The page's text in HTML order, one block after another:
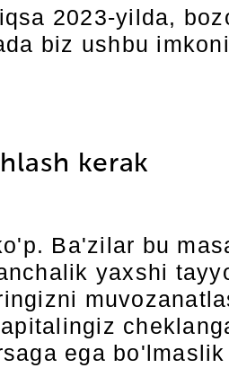
2023-yilda,
biz ushbu
kerak
Ba'zilar bu
yaxshi
ega